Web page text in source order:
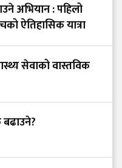
अभियान : पहिलो
ऐतिहासिक यात्रा
सेवाको वास्तविक